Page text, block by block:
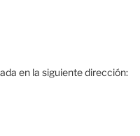
en la siguiente dirección: